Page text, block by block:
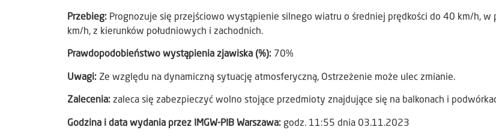
Przebieg: Prognozuje się przejściowo wystąpienie silnego wiatru o średniej prędkości do 40 km/h, w
km/h, z kierunków południowych i zachodnich.
Prawdopodobieństwo wystąpienia zjawiska (%): 70%
Uwagi: Ze względu na dynamiczną sytuację atmosferyczną, Ostrzeżenie może ulec zmianie.
Zalecenia: zaleca się zabezpieczyć wolno stojące przedmioty znajdujące się na balkonach i
Godzina i data wydania przez IMGW-PIB Warszawa: godz. 11:55 dnia 03.11.2023